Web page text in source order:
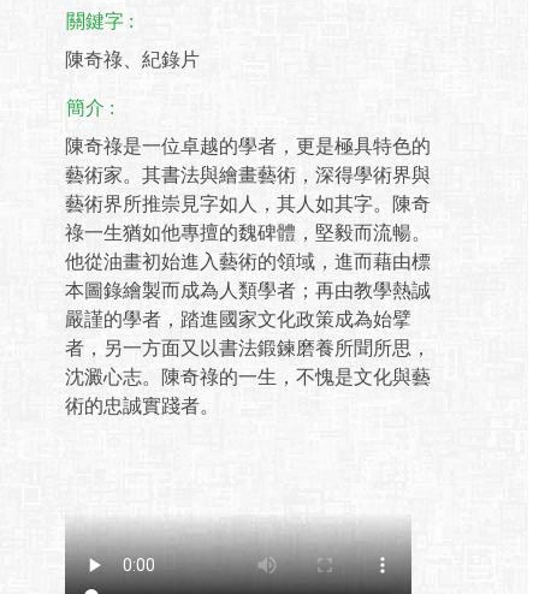
關鍵字 :
陳奇祿、紀錄片
簡介 :
陳奇祿是一位卓越的學者，更是極具特色的
藝術家。其書法與繪畫藝術，深得學術界與
藝術界所推崇見字如人，其人如其字。陳奇
祿一生猶如他專擅的魏碑體，堅毅而流暢。
他從油畫初始進入藝術的領域，進而藉由標
本圖錄繪製而成為人類學者；再由教學熱誠
嚴謹的學者，踏進國家文化政策成為始擘
者，另一方面又以書法鍛鍊磨養所聞所思，
沈澱心志。陳奇祿的一生，不愧是文化與藝
術的忠誠實踐者。